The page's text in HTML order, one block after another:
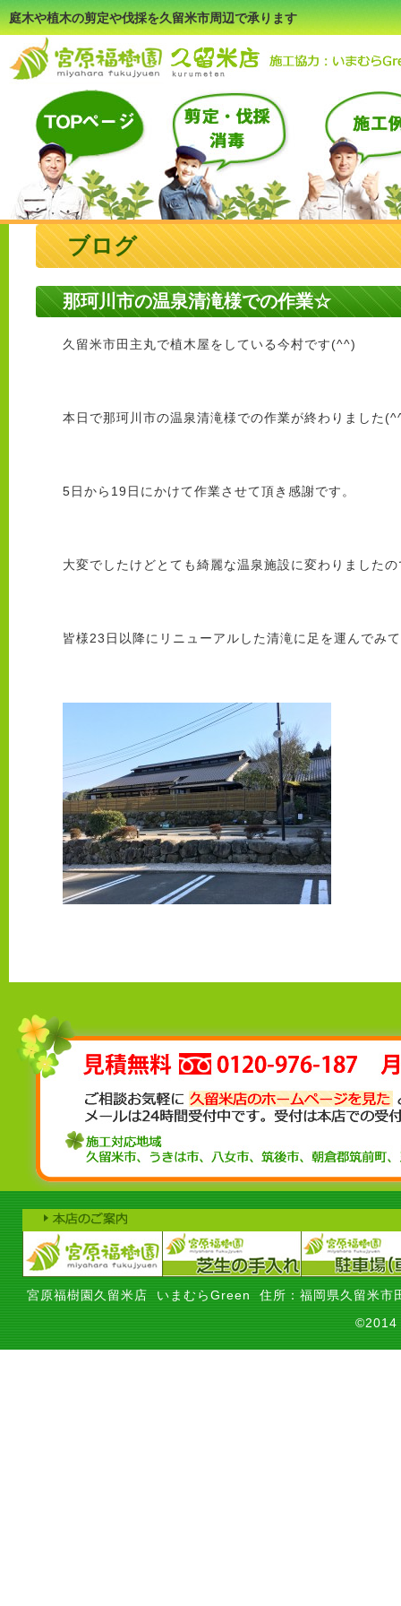
庭木や植木の剪定や伐採を久留米市周辺で承ります
ブログ
那珂川市の温泉清滝様での作業☆
久留米市田主丸で植木屋をしている今村です(^^)
本日で那珂川市の温泉清滝様での作業が終わりました
5日から19日にかけて作業させて頂き感謝です。
大変でしたけどとても綺麗な温泉施設に変わりました
皆様23日以降にリニューアルした清滝に足を運んでみ
宮原福樹園久留米店 いまむらGreen 住所：福岡県久留米市
©2014